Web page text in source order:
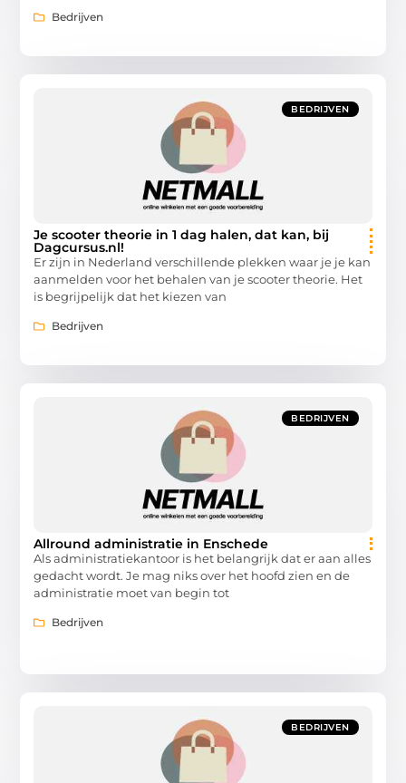
Bedrijven
BEDRIJVEN
Je scooter theorie in 1 dag halen, dat kan, bij
Dagcursus.nl!
Er zijn in Nederland verschillende plekken waar je je kan
aanmelden voor het behalen van je scooter theorie. Het
is begrijpelijk dat het kiezen van
Bedrijven
BEDRIJVEN
Allround administratie in Enschede
Als administratiekantoor is het belangrijk dat er aan alles
gedacht wordt. Je mag niks over het hoofd zien en de
administratie moet van begin tot
Bedrijven
BEDRIJVEN